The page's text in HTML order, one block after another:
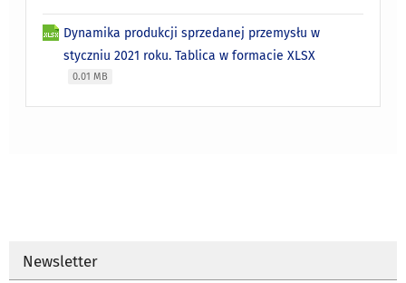
Dynamika produkcji sprzedanej przemysłu w
styczniu 2021 roku. Tablica w formacie XLSX
0.01 MB
Newsletter